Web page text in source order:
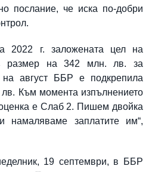
послание, че иска по-добри
2022 г. заложената цел на
размер на 342 млн. лв. за
август ББР е подкрепила
Към момента изпълнението
е Слаб 2. Пишем двойка
намаляваме заплатите им“,
19 септември, в ББР